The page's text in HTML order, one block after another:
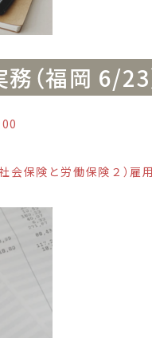
（福岡 6/23
会保険と労働保険２）